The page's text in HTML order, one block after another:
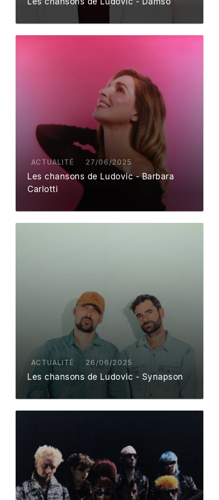
ACTUALITÉ 27/06/2025
Les chansons de Ludovic - Barbara
Carlotti
ACTUALITÉ 26/06/2025
Les chansons de Ludovic - Synapson